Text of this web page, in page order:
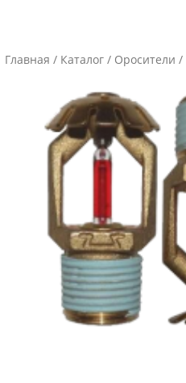
Главная / Каталог / Оросители /